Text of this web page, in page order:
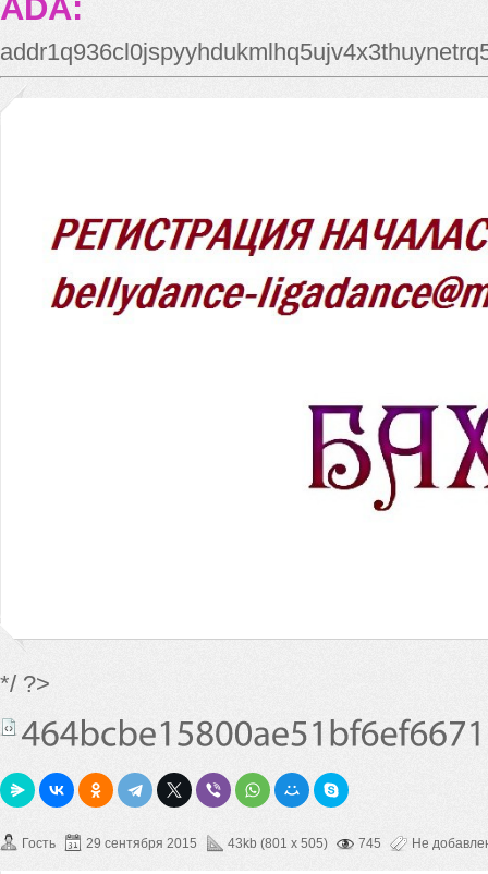
ADA:
*/ ?>
Гость 29 сентября 2015 43kb (801 x 505) 745 Не